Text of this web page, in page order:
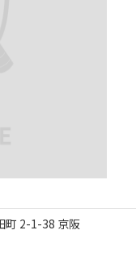
町 2-1-38 京阪